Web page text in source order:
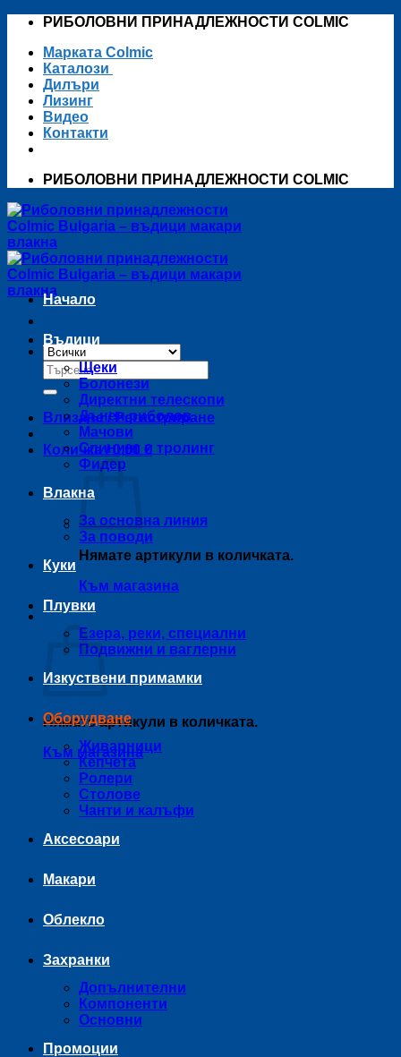
Skip
content
РИБОЛОВНИ ПРИНАДЛЕЖНОСТИ COLMIC
Марката Colmic
Каталози
Дилъри
Лизинг
Видео
Контакти
РИБОЛОВНИ ПРИНАДЛЕЖНОСТИ COLMIC
Търсене
за:
Влизане / Регистриране
Количка /0,00 €
Нямате артикули в количката.
Към магазина
Количка
Нямате артикули в количката.
Към магазина
Начало
Въдици
Щеки
Болонези
Директни телескопи
Дънен риболов
Мачови
Спининг и тролинг
Фидер
Влакна
За основна линия
За поводи
Куки
Плувки
Езера, реки, специални
Подвижни и ваглерни
Изкуствени примамки
Оборудване
Живарници
Кепчета
Ролери
Столове
Чанти и калъфи
Аксесоари
Макари
Облекло
Захранки
Допълнителни
Компоненти
Основни
Промоции